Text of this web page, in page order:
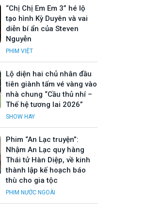
“Chị Chị Em Em 3” hé lộ
tạo hình Kỳ Duyên và vai
diễn bí ẩn của Steven
Nguyễn
PHIM VIỆT
Lộ diện hai chủ nhân đầu
tiên giành tấm vé vàng vào
nhà chung “Cầu thủ nhí –
Thế hệ tương lai 2026”
SHOW HAY
Phim “An Lạc truyện”:
Nhậm An Lạc quy hàng
Thái tử Hàn Diệp, về kinh
thành lập kế hoạch báo
thù cho gia tộc
PHIM NƯỚC NGOÀI